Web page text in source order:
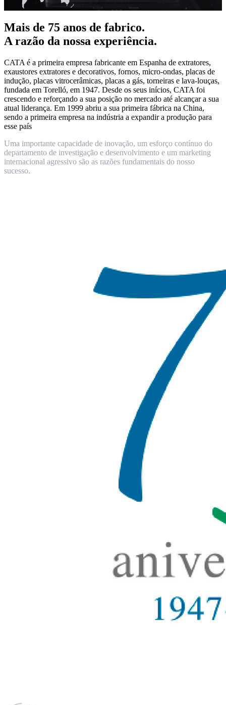
Mais de 75 anos de fabrico.
A razão da nossa experiência.
CATA é a primeira empresa fabricante em Espanha de extratores,
exaustores extratores e decorativos, fornos, micro-ondas, placas de
indução, placas vitrocerâmicas, placas a gás, torneiras e lava-louças,
fundada em Torelló, em 1947. Desde os seus inícios, CATA foi
crescendo e reforçando a sua posição no mercado até alcançar a sua
atual liderança. Em 1999 abriu a sua primeira fábrica na China,
sendo a primeira empresa na indústria a expandir a produção para
esse país
Uma importante capacidade de inovação, um esforço contínuo do
departamento de investigação e desenvolvimento e um marketing
internacional agressivo são as razões fundamentais do nosso
sucesso.